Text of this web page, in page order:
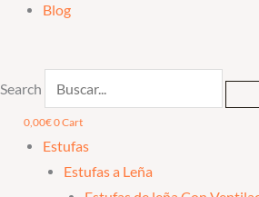
Blog
Search
0,00€0Cart
Estufas
Estufas a Leña